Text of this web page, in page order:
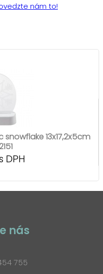
nám to!
13x17,2x5cm
DPH
nás
755